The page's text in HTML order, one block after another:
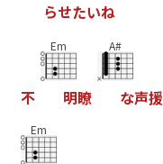
らせたいね
不
Em
明瞭
A#
な声援
Em